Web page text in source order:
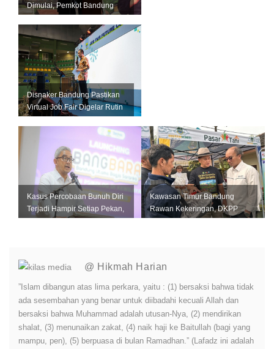
Dimulai, Pemkot Bandung
Perkuat U...
Disnaker Bandung Pastikan
Virtual Job Fair Digelar Rutin
Kasus Percobaan Bunuh Diri
Terjadi Hampir Setiap Pekan,
Kawasan Timur Bandung
Rawan Kekeringan, DKPP
@ Hikmah Harian
”Islam dibangun atas lima perkara, yaitu : (1) bersaksi bahwa tidak
ada sesembahan yang benar untuk diibadahi kecuali Allah dan
bersaksi bahwa Muhammad adalah utusan-Nya, (2) mendirikan
shalat, (3) menunaikan zakat, (4) naik haji ke Baitullah (bagi yang
mampu, pen), (5) berpuasa di bulan Ramadhan.” (Lafadz ini adalah